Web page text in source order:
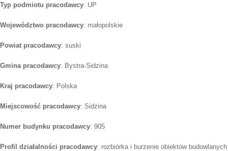
Typ podmiotu pracodawcy: UP
Województwo pracodawcy: małopolskie
Powiat pracodawcy: suski
Gmina pracodawcy: Bystra-Sidzina
Kraj pracodawcy: Polska
Miejscowość pracodawcy: Sidzina
Numer budynku pracodawcy: 905
Profil działalności pracodawcy: rozbiórka i burzenie obiektów budowlanych